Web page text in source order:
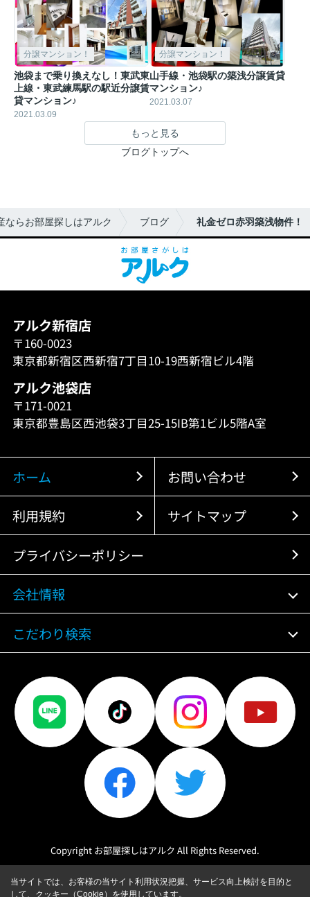
分譲マンション！
池袋まで乗り換えなし！東武東
上線・東武練馬駅の駅近分譲賃
貸マンション♪
2021.03.09
分譲マンション！
山手線・池袋駅の築浅分譲賃貸
マンション♪
2021.03.07
もっと見る
ブログトップへ
ならお部屋探しはアルク ブログ 礼金ゼロ赤羽築浅物件！
アルク新宿店
〒160-0023
東京都新宿区西新宿7丁目10-19西新宿ビル4階
アルク池袋店
〒171-0021
東京都豊島区西池袋3丁目25-15IB第1ビル5階A室
ホーム お問い合わせ
利用規約 サイトマップ
プライバシーポリシー
会社情報
こだわり検索
Copyright お部屋探しはアルク All Rights Reserved.
当サイトでは、お客様の当サイト利用状況把握、サービス向上検討を目的と
して、クッキー（Cookie）を使用しています。